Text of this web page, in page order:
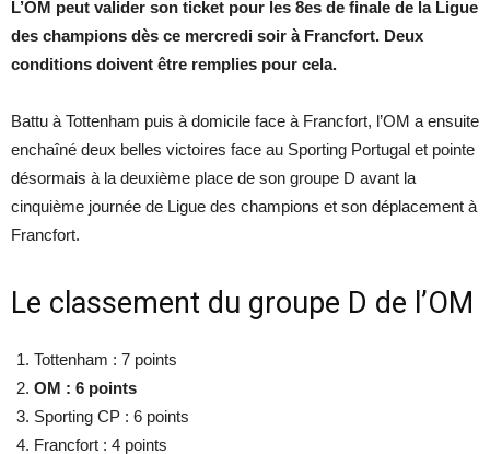
L’OM peut valider son ticket pour les 8es de finale de la Ligue
des champions dès ce mercredi soir à Francfort. Deux
conditions doivent être remplies pour cela.
Battu à Tottenham puis à domicile face à Francfort, l’OM a ensuite
enchaîné deux belles victoires face au Sporting Portugal et pointe
désormais à la deuxième place de son groupe D avant la
cinquième journée de Ligue des champions et son déplacement à
Francfort.
Le classement du groupe D de l’OM
Tottenham : 7 points
OM : 6 points
Sporting CP : 6 points
Francfort : 4 points